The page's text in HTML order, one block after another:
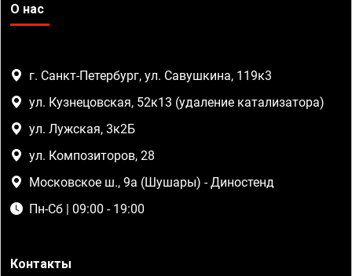
О нас
г. Санкт-Петербург, ул. Савушкина, 119к3
ул. Кузнецовская, 52к13 (удаление катализатора)
ул. Лужская, 3к2Б
ул. Композиторов, 28
Московское ш., 9а (Шушары) - Диностенд
Пн-Сб | 09:00 - 19:00
Контакты